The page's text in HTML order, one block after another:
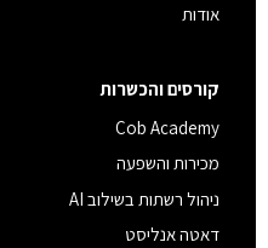
אודות
קורסים והכשרות
Cob Academy
מכירות והשפעה
ניהול רשתות בשילוב AI
דאטה אנליסט